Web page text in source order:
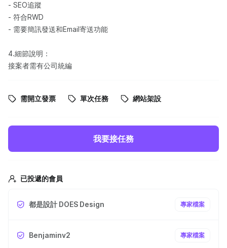
- SEO追蹤
- 符合RWD
- 需要簡訊發送和Email寄送功能
4.細節說明：
接案者需有公司統編
需開立發票 單次任務 網站架設
我要接任務
已投遞的會員
都是設計 DOES Design 專家檔案
Benjaminv2 專家檔案